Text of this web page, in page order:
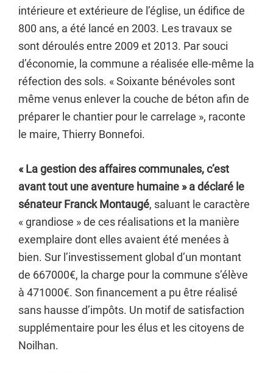
intérieure et extérieure de l’église, un édifice de
800 ans, a été lancé en 2003. Les travaux se
sont déroulés entre 2009 et 2013. Par souci
d’économie, la commune a réalisée elle-même la
réfection des sols. « Soixante bénévoles sont
même venus enlever la couche de béton afin de
préparer le chantier pour le carrelage », raconte
le maire, Thierry Bonnefoi.
« La gestion des affaires communales, c’est
avant tout une aventure humaine » a déclaré le
sénateur Franck Montaugé, saluant le caractère
« grandiose » de ces réalisations et la manière
exemplaire dont elles avaient été menées à
bien. Sur l’investissement global d’un montant
de 667000€, la charge pour la commune s’élève
à 471000€. Son financement a pu être réalisé
sans hausse d’impôts. Un motif de satisfaction
supplémentaire pour les élus et les citoyens de
Noilhan.